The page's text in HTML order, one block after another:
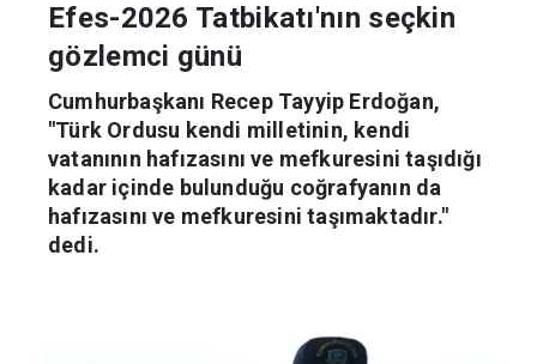
Efes-2026 Tatbikatı'nın seçkin
gözlemci günü
Cumhurbaşkanı Recep Tayyip Erdoğan,
"Türk Ordusu kendi milletinin, kendi
vatanının hafızasını ve mefkuresini taşıdığı
kadar içinde bulunduğu coğrafyanın da
hafızasını ve mefkuresini taşımaktadır."
dedi.